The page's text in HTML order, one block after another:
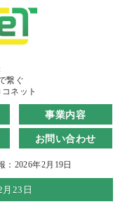
繋ぐ
ネット
事業内容
お問い合わせ
：2026年2月19日
23日